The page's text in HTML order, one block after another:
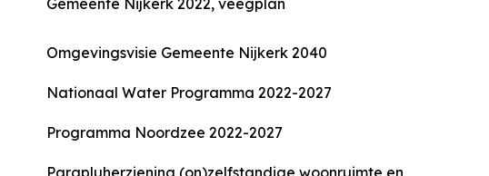
Gemeente Nijkerk 2022, veegplan
Omgevingsvisie Gemeente Nijkerk 2040
Nationaal Water Programma 2022-2027
Programma Noordzee 2022-2027